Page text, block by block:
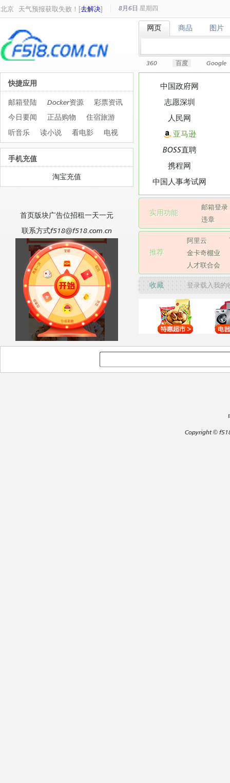
北京 天气预报获取失败！[去解决] 8月6日 星期四
网页
网页 商品
商品 图片
图片
360 百度 Google
中国政府网
志愿深圳
人民网
亚马逊
BOSS直聘
携程网
中国人事考试网
实用功能
邮箱登录
违章
推荐
阿里云
金卡奇棚业
人才联合会
收藏 登录载入我
快捷应用
邮箱登陆 Docker资源
彩票资讯
今日要闻
正品购物
住宿旅游
听音乐
读小说 看电影 电视
手机充值
淘宝充值
首页版块广告位招租一天一元
联系方式f518@f518.com.cn
Copyright©